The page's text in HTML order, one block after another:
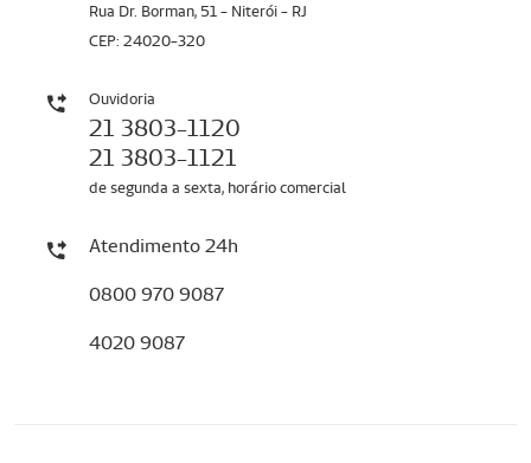
Rua Dr. Borman, 51 - Niterói - RJ
CEP: 24020-320
Ouvidoria
21 3803-1120
21 3803-1121
de segunda a sexta, horário comercial
Atendimento 24h
0800 970 9087
4020 9087